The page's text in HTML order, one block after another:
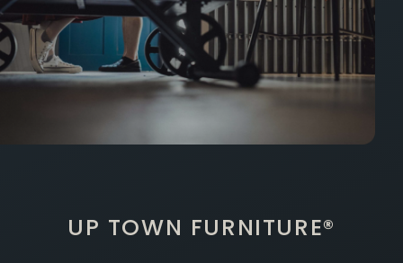
UP TOWN FURNITURE®